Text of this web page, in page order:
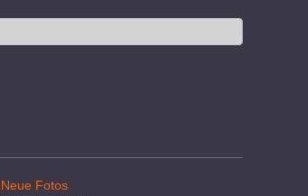
Neue Fotos